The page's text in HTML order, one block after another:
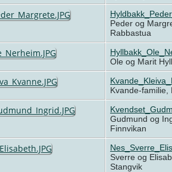
Peder og
Rabbastua
Ole og Marit
Kvande-
Gudmund og
Finnvikan
Sverre og
Stangvik